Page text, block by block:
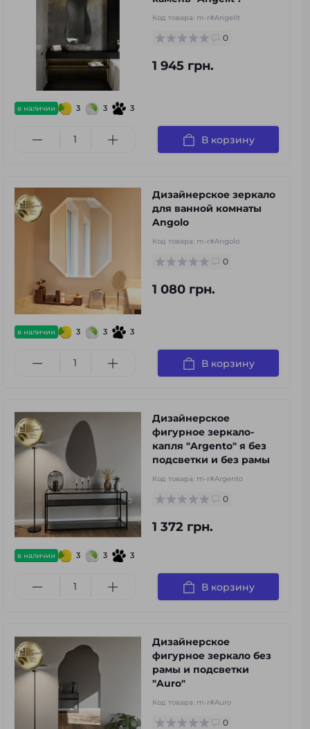
в наличии 3 3 3
Код товара: m-r#Angelit
0
1 945 грн.
В корзину
в наличии 3 3 3
Дизайнерское зеркало
для ванной комнаты
Angolo
Код товара: m-r#Angolo
0
1 080 грн.
В корзину
в наличии 3 3 3
Дизайнерское
фигурное зеркало-
капля "Argento" я без
подсветки и без рамы
Код товара: m-r#Argento
0
1 372 грн.
В корзину
Дизайнерское
фигурное зеркало без
рамы и подсветки
"Auro"
Код товара: m-r#Auro
0